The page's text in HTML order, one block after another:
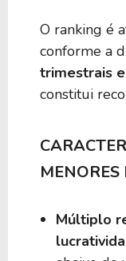
O ranking é
conforme a
trimestrais
constitui
MENORES
Múltiplo